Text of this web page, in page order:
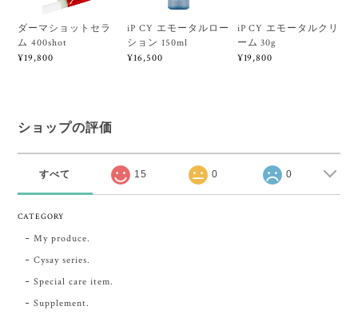
ダーマショットセラ
ム 400shot
¥19,800
iP CY エモータルロー
ション 150ml
¥16,500
iP CY エモータルクリ
ーム 30g
¥19,800
ショップの評価
すべて 15 0 0
CATEGORY
My produce.
Cysay series.
Special care item.
Supplement.